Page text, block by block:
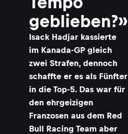
geblieben?»
Isack Hadjar kassierte
im Kanada-GP gleich
zwei Strafen, dennoch
schaffte er es als Fünfter
in die Top-5. Das war für
den ehrgeizigen
Franzosen aus dem Red
Bull Racing Team aber